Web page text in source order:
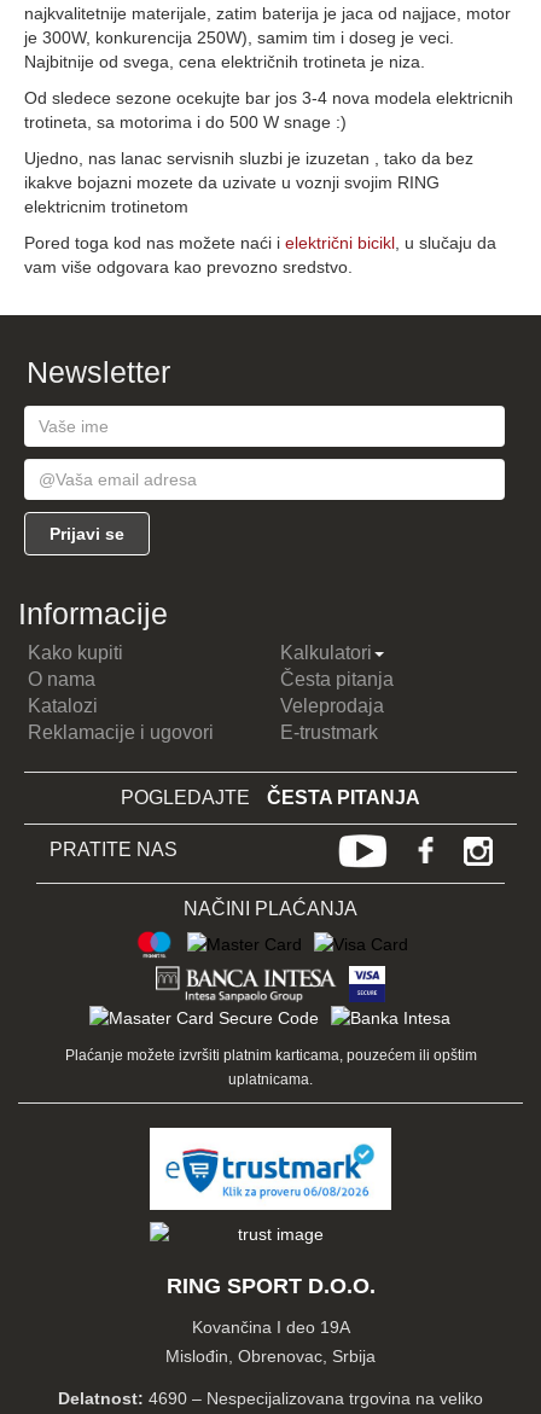
najkvalitetnije materijale, zatim baterija je jaca od najjace, motor
je 300W, konkurencija 250W), samim tim i doseg je veci.
Najbitnije od svega, cena električnih trotineta je niza.
Od sledece sezone ocekujte bar jos 3-4 nova modela elektricnih
trotineta, sa motorima i do 500 W snage :)
Ujedno, nas lanac servisnih sluzbi je izuzetan , tako da bez
ikakve bojazni mozete da uzivate u voznji svojim RING
elektricnim trotinetom
Pored toga kod nas možete naći i električni bicikl , u slučaju da
vam više odgovara kao prevozno sredstvo.
Newsletter
Informacije
Kako kupiti
Kalkulatori
O nama
Česta pitanja
Katalozi
Veleprodaja
Reklamacije i ugovori
E-trustmark
POGLEDAJTE ČESTA PITANJA
PRATITE NAS
NAČINI PLAĆANJA
Plaćanje možete izvršiti platnim karticama, pouzećem ili opštim
uplatnicama.
RING SPORT D.O.O.
Kovančina I deo 19A
Mislođin, Obrenovac, Srbija
Delatnost: 4690 – Nespecijalizovana trgovina na veliko